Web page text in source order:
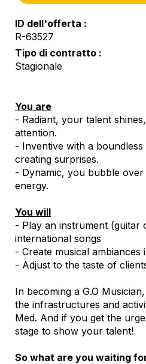
ID dell'offerta
R-63527
Tipo di contratto
Stagionale
You are
- Radiant, your talent
attention.
- Inventive with a
creating surprises.
- Dynamic, you bubble
energy.
You will
- Play an instrument (guitar
international songs
- Create musical ambiances
- Adjust to the taste of
In becoming a G.O
the infrastructures and
Med. And if you get the
stage to show your talent!
So what are you waiting